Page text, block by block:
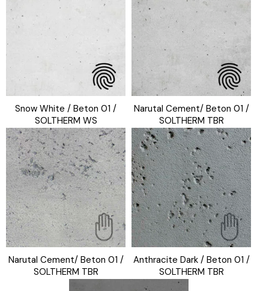
Snow White / Beton 01 /
SOLTHERM WS
Narutal Cement/ Beton 01 /
SOLTHERM TBR
Narutal Cement/ Beton 01 /
SOLTHERM TBR
Anthracite Dark / Beton 01 /
SOLTHERM TBR